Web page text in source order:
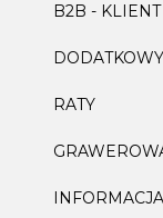
B2B -
RATY